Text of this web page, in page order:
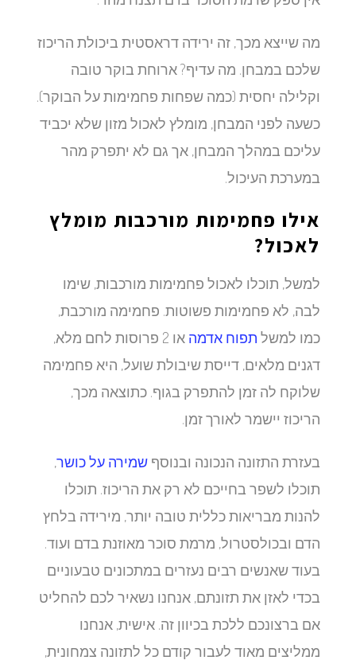
מה שייצא מכך, זה ירידה דראסטית ביכולת הריכוז
שלכם במבחן. מה עדיף? ארוחת בוקר טובה
וקלילה יחסית (כמה שפחות פחמימות על הבוקר).
כשעה לפני המבחן, מומלץ לאכול מזון שלא יכביד
עליכם במהלך המבחן, אך גם לא יתפרק מהר
במערכת העיכול.
אילו פחמימות מורכבות מומלץ
לאכול?
למשל, תוכלו לאכול פחמימות מורכבות, שימו
לבה, לא פחמימות פשוטות. פחמימה מורכבת,
כמו למשלתפוח אדמה
או 2 פרוסות לחם מלא,
דגנים מלאים, דייסת שיבולת שועל, היא פחמימה
שלוקח לה זמן להתפרק בגוף. כתוצאה מכך,
הריכוז יישמר לאורך זמן.
בעזרת התזונה הנכונה ובנוסףשמירה על כושר,
תוכלו לשפר בחייכם לא רק את הריכוז. תוכלו
להנות מבריאות כללית טובה יותר, מירידה בלחץ
הדם ובכולסטרול, מרמת סוכר מאוזנת בדם ועוד.
בעוד שאנשים רבים נעזרים במתכונים טבעוניים
בכדי לאזן את תזונתם, אנחנו נשאיר לכם להחליט
אם ברצונכם ללכת בכיוון זה. אישית, אנחנו
ממליצים מאוד לעבור קודם כל לתזונה צמחונית,